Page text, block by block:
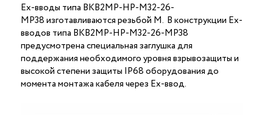
Ex-вводы типа ВКВ2МР-НР-М32-26-
МР38 изготавливаются резьбой M. В конструкции Ex-
вводов типа ВКВ2МР-НР-М32-26-МР38
предусмотрена специальная заглушка для
поддержания необходимого уровня взрывозащиты и
высокой степени защиты IP68 оборудования до
момента монтажа кабеля через Ex-ввод.